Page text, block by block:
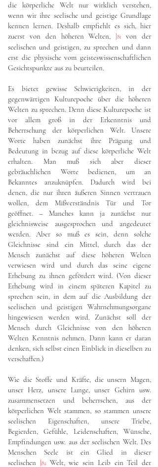
die körperliche Welt nur wirklich verstehen,
wenn wir ihre seelische und geistige Grundlage
kennen lernen. Deshalb empfiehlt es sich, hier
zuerst von den höheren Welten, |81von der
seelischen und geistigen, zu sprechen und dann
erst die physische vom geisteswissenschaftlichen
Gesichtspunkte aus zu beurteilen.
Es bietet gewisse Schwierigkeiten, in der
gegenwärtigen Kulturepoche über die höheren
Welten zu sprechen. Denn diese Kulturepoche ist
vor allem groß in der Erkenntnis und
Beherrschung der körperlichen Welt. Unsere
Worte haben zunächst ihre Prägung und
Bedeutung in bezug auf diese körperliche Welt
erhalten. Man muß sich aber dieser
gebräuchlichen Worte bedienen, um an
Bekanntes anzuknüpfen. Dadurch wird bei
denen, die nur ihren äußeren Sinnen vertrauen
wollen, dem Mißverständnis Tür und Tor
geöffnet. – Manches kann ja zunächst nur
gleichnisweise ausgesprochen und angedeutet
werden. Aber so muß es sein, denn solche
Gleichnisse sind ein Mittel, durch das der
Mensch zunächst auf diese höheren Welten
verwiesen wird und durch das seine eigene
Erhebung zu ihnen gefördert wird. (Von dieser
Erhebung wird in einem späteren Kapitel zu
sprechen sein, in dem auf die Ausbildung der
seelischen und geistigen Wahrnehmungsorgane
hingewiesen werden wird. Zunächst soll der
Mensch durch Gleichnisse von den höheren
Welten Kenntnis nehmen. Dann kann er daran
denken, sich selbst einen Einblick in dieselben zu
verschaffen.)
Wie die Stoffe und Kräfte, die unsern Magen,
unser Herz, unsere Lunge, unser Gehirn usw.
zusammensetzen und beherrschen, aus der
körperlichen Welt stammen, so stammen unsere
seelischen Eigenschaften, unsere Triebe,
Begierden, Gefühle, Leidenschaften, Wünsche,
Empfindungen usw. aus der seelischen Welt. Des
Menschen Seele ist ein Glied in dieser
seelischen |82Welt, wie sein Leib ein Teil der